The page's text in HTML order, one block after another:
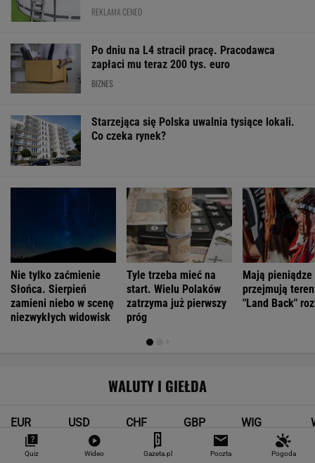
REKLAMA CENEO
Po dniu na L4 stracił pracę. Pracodawca
zapłaci mu teraz 200 tys. euro
BIZNES
Starzejąca się Polska uwalnia tysiące lokali.
Co czeka rynek?
Nie tylko zaćmienie
Słońca. Sierpień
zamieni niebo w scenę
niezwykłych widowisk
Tyle trzeba mieć na
start. Wielu Polaków
zatrzyma już pierwszy
próg
Mają pieniądze
przejmują
"Land Back"
WALUTY I GIEŁDA
EUR
4,2983
USD
3,7187
CHF
4,6027
GBP
5,0166
WIG
151 782,92
Quiz Wideo Gazeta.pl Poczta Pogoda